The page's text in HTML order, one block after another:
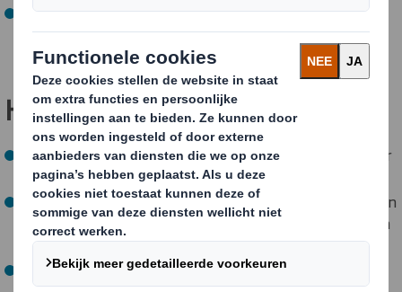
Onze 100% recyclebare verpakkingen betekenen dat
er geen afval is; gebruikte verpakkingen dienen als
waardevolle grondstof voor nieuwe papierproducten.
Hoe pakken we dit aan?
De grootste impact op het milieu wordt al bepaald door
het ontwerp.
Onze 700 designers begrijpen uw behoeften en passen
de Circular Design Principles toe in het verpakkings- en
designproces.
Wij maken elk verpakkingsontwerp 100% recyclebaar,